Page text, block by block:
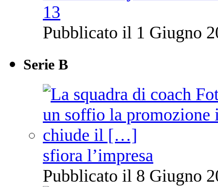
13
Pubblicato il 1 Giugno
Serie B
sfiora l’impresa
Pubblicato il 8 Giugno